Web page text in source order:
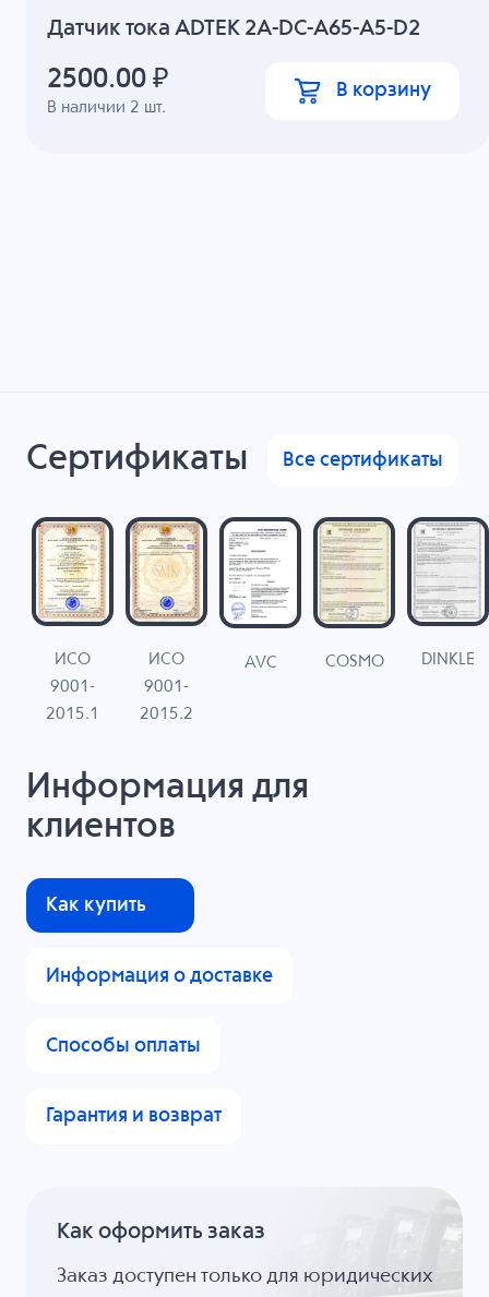
Датчик тока ADTEK 2A-DC-A65-A5-D2
В наличии 2 шт.
2500.00 ₽ В корзину
Сертификаты Все сертификаты
ИСО
9001-
2015.1
ИСО
9001-
2015.2
AVC COSMO DINKLE
Информация для
клиентов
Как купить
Информация о доставке
Способы оплаты
Гарантия и возврат
Как оформить заказ
Заказ доступен только для юридических